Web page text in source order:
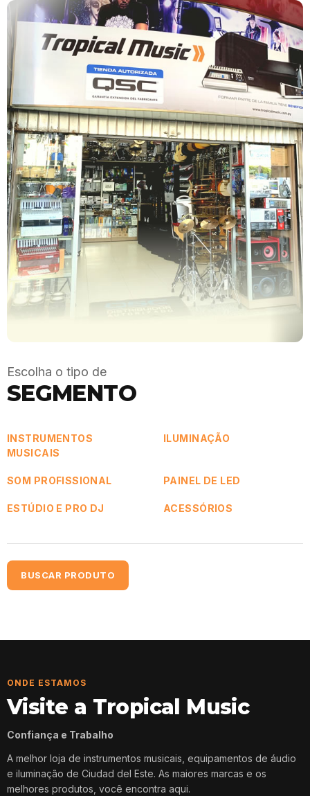
Escolha o tipo de
SEGMENTO
INSTRUMENTOS
MUSICAIS
ILUMINAÇÃO
SOM PROFISSIONAL PAINEL DE LED
ESTÚDIO E PRO DJ ACESSÓRIOS
BUSCAR PRODUTO
ONDE ESTAMOS
Visite a Tropical Music
Confiança e Trabalho
A melhor loja de instrumentos musicais, equipamentos de áudio
e iluminação de Ciudad del Este. As maiores marcas e os
melhores produtos, você encontra aqui.